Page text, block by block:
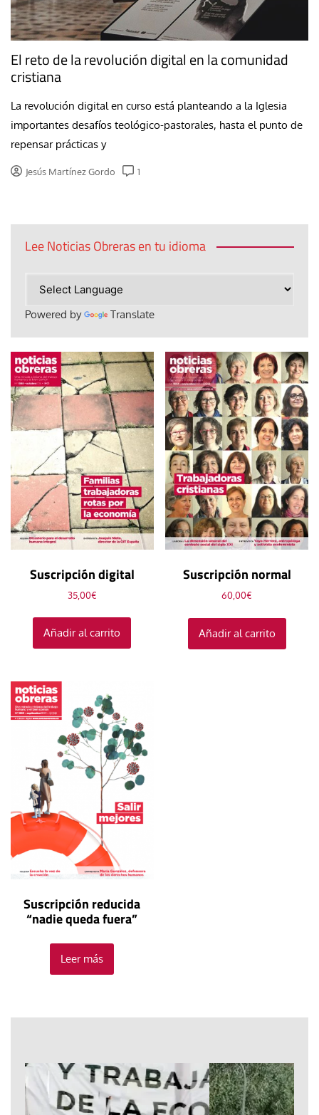
El reto de la revolución digital en la comunidad
cristiana
La revolución digital en curso está planteando a la Iglesia
importantes desafíos teológico-pastorales, hasta el punto de
repensar prácticas y
Jesús Martínez Gordo 1
Lee Noticias Obreras en tu idioma
Powered by Translate
Suscripción digital
35,00€
Añadir al carrito
Suscripción normal
60,00€
Añadir al carrito
Suscripción reducida
“nadie queda fuera”
Leer más